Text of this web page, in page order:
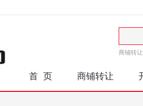
商铺转让
首 页 商铺转让